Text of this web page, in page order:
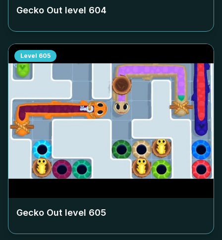
Gecko Out level 604
Level 605
Gecko Out level 605